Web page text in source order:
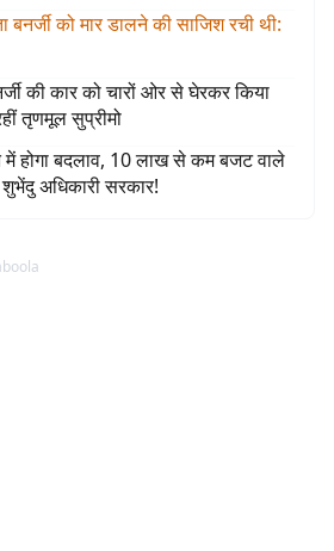
बनर्जी को मार डालने की साजिश रची थी:
की कार को चारों ओर से घेरकर किया
तृणमूल सुप्रीमो
में होगा बदलाव, 10 लाख से कम बजट वाले
अधिकारी सरकार!